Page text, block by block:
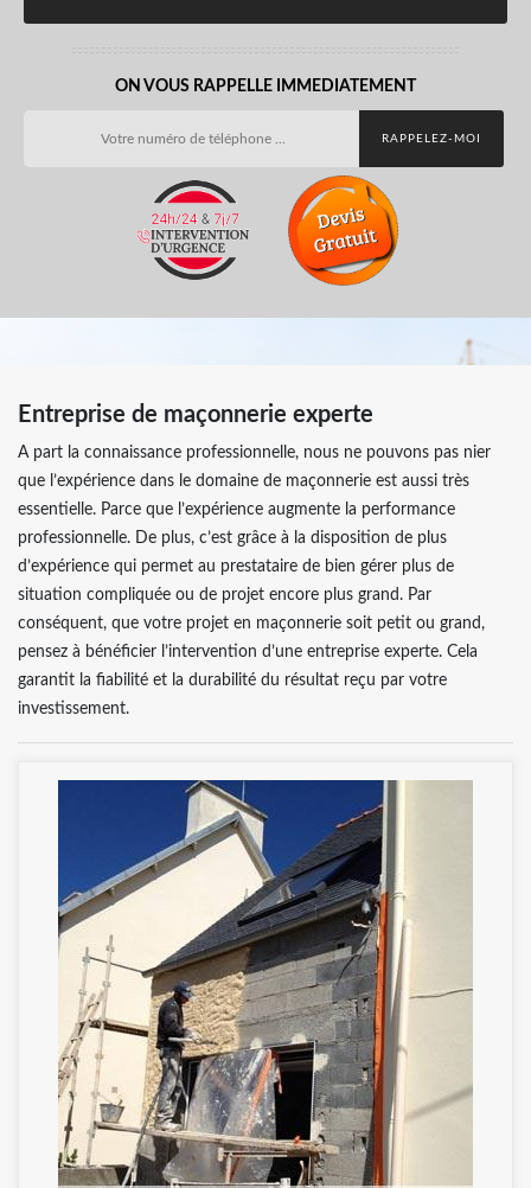
ON VOUS RAPPELLE IMMEDIATEMENT
Entreprise de maçonnerie experte
A part la connaissance professionnelle, nous ne pouvons pas nier
que l’expérience dans le domaine de maçonnerie est aussi très
essentielle. Parce que l’expérience augmente la performance
professionnelle. De plus, c’est grâce à la disposition de plus
d’expérience qui permet au prestataire de bien gérer plus de
situation compliquée ou de projet encore plus grand. Par
conséquent, que votre projet en maçonnerie soit petit ou grand,
pensez à bénéficier l’intervention d’une entreprise experte. Cela
garantit la fiabilité et la durabilité du résultat reçu par votre
investissement.